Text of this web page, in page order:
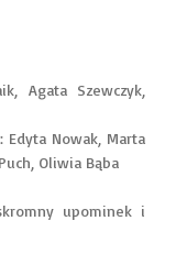
Agata Szewczyk,
Nowak, Marta
Oliwia Bąba
upominek i